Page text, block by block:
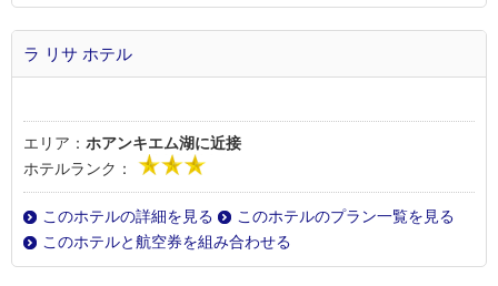
ラ リサ ホテル
エリア： ホアンキエム湖に近接
ホテルランク：
このホテルの詳細を見る
このホテルのプラン一覧を見る
このホテルと航空券を組み合わせる